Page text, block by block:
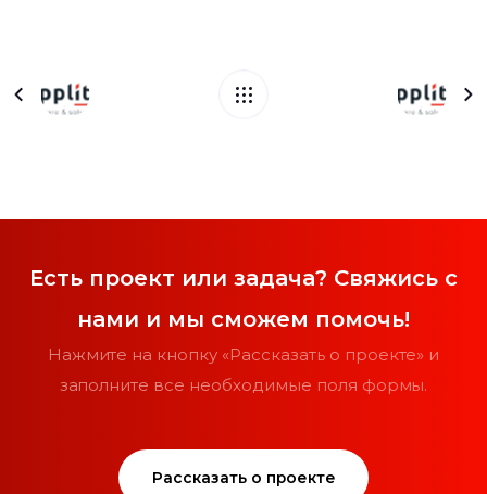
Есть проект или задача? Свяжись с
нами и мы сможем помочь!
Нажмите на кнопку «Рассказать о проекте» и
заполните все необходимые поля формы.
Рассказать о проекте